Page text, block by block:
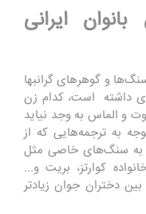
ایرانی
و گوهرهای گرانبها
داشته ‌ است، کدام زن
و الماس به وجد نیاید
به ترجمه‌هایی که از
به سنگ‌های خاصی مثل
کوارتز، بریت و...
دختران جوان زیادتر